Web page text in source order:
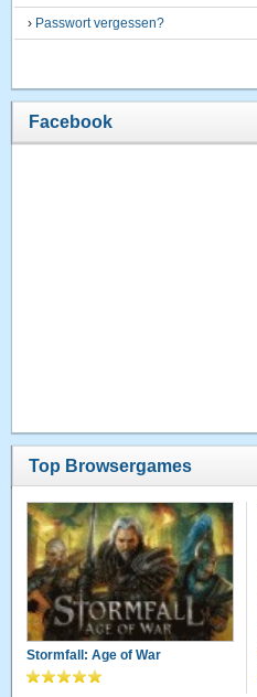
› Passwort vergessen?
Facebook
Top Browsergames
Stormfall: Age of War